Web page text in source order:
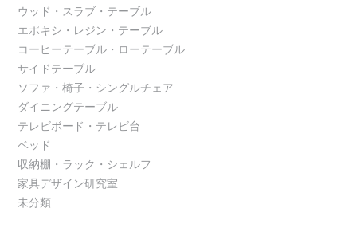
ウッド・スラブ・テーブル
エポキシ・レジン・テーブル
コーヒーテーブル・ローテーブル
サイドテーブル
ソファ・椅子・シングルチェア
ダイニングテーブル
テレビボード・テレビ台
ベッド
収納棚・ラック・シェルフ
家具デザイン研究室
未分類